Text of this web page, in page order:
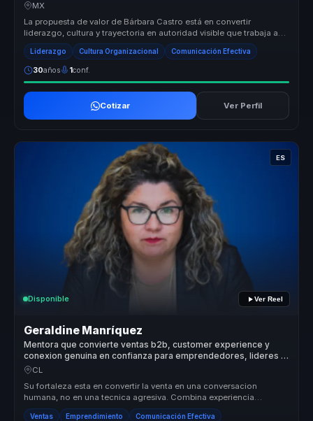
MX
La propuesta de valor de Bárbara Castro está en convertir
liderazgo, cultura y trayectoria en autoridad visible que trabaja a
favor del n...
Liderazgo Cultura Organizacional Comunicación Efectiva
30años 1conf.
Cotizar Ver Perfil
ES
Disponible Ver Reel
Geraldine Manríquez
Mentora que convierte ventas b2b, customer experience y
conexion genuina en confianza para emprendedores, lideres y
equipos.
CL
Su fortaleza esta en convertir la venta en una conversacion
humana, no en una tecnica agresiva. Combina experiencia
emprendedora, pedagog...
Ventas Emprendimiento Comunicación Efectiva